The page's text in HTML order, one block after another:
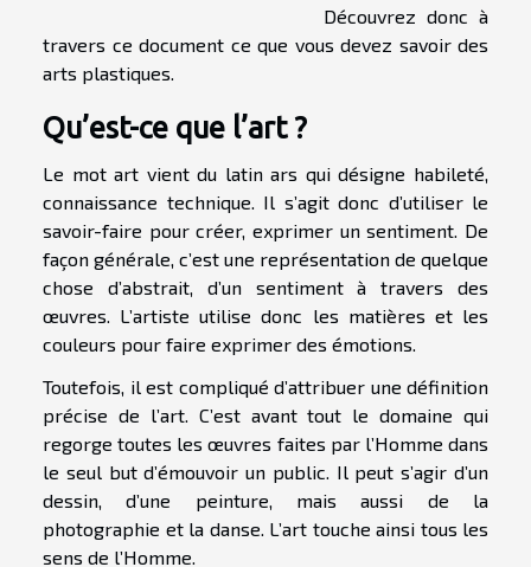
Découvrez donc à
travers ce document ce que vous devez savoir des
arts plastiques.
Qu’est-ce que l’art ?
Le mot art vient du latin ars qui désigne habileté,
connaissance technique. Il s’agit donc d’utiliser le
savoir-faire pour créer, exprimer un sentiment. De
façon générale, c’est une représentation de quelque
chose d’abstrait, d’un sentiment à travers des
œuvres. L’artiste utilise donc les matières et les
couleurs pour faire exprimer des émotions.
Toutefois, il est compliqué d’attribuer une définition
précise de l’art. C’est avant tout le domaine qui
regorge toutes les œuvres faites par l’Homme dans
le seul but d’émouvoir un public. Il peut s’agir d’un
dessin, d’une peinture, mais aussi de la
photographie et la danse. L’art touche ainsi tous les
sens de l’Homme.